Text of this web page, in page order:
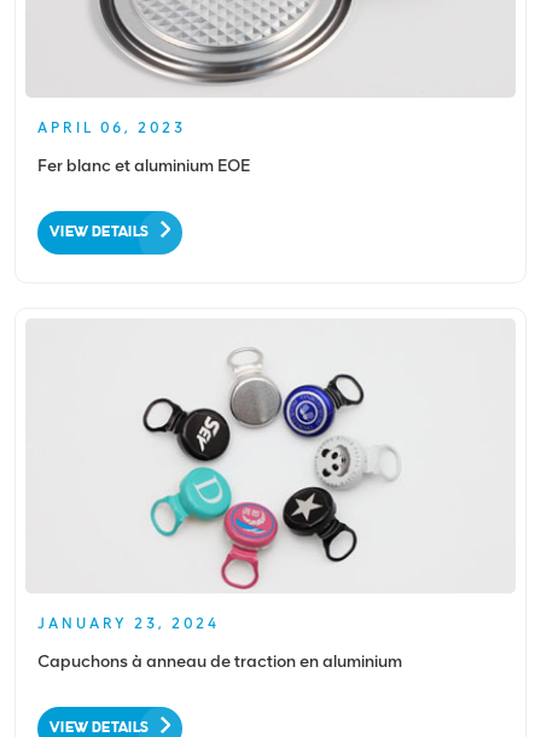
APRIL 06, 2023
Fer blanc et aluminium EOE
VIEW DETAILS
JANUARY 23, 2024
Capuchons à anneau de traction en aluminium
VIEW DETAILS